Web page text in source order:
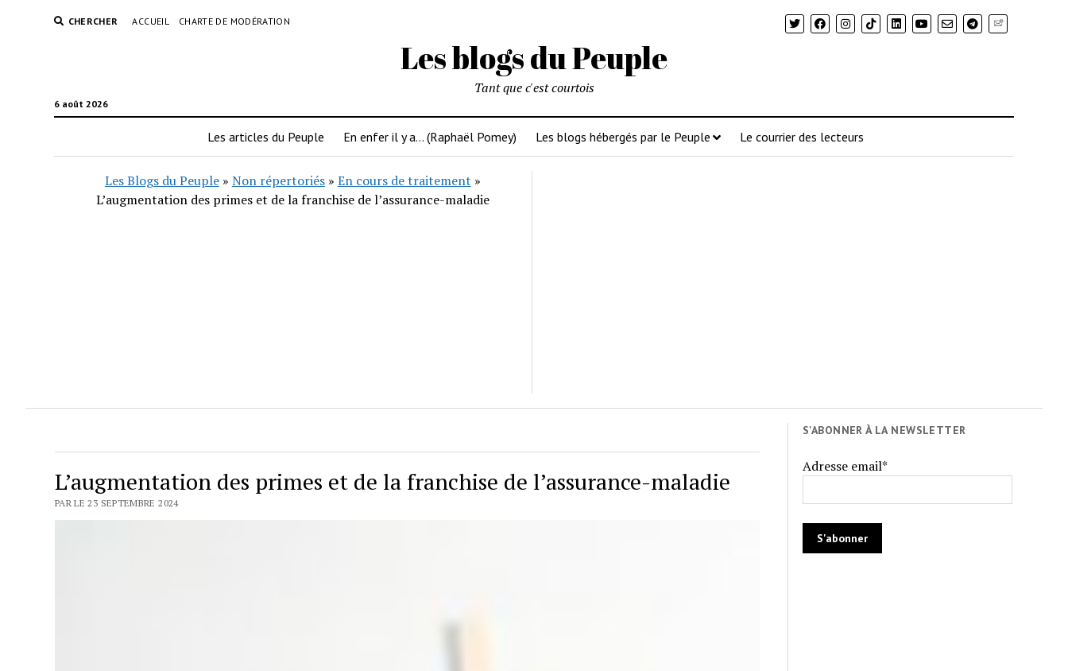
CHERCHER ACCUEIL CHARTE DE MODÉRATION Newsletter
Les blogs du Peuple
6 août 2026
Tant que c'est courtois
Les articles du Peuple En enfer il y a… (Raphaël Pomey) Les blogs hébergés par le Peuple Le courrier des lecteurs
Les Blogs du Peuple» Non répertoriés» En cours de traitement »
L’augmentation des primes et de la franchise de l’assurance-maladie
L’augmentation des primes et de la franchise de l’assurance-maladie
PAR LE 23 SEPTEMBRE 2024
S'ABONNER À LA NEWSLETTER
Adresse email*